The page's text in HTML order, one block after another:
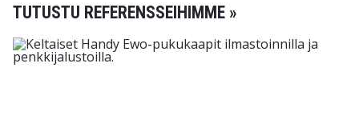
TUTUSTU REFERENSSEIHIMME »